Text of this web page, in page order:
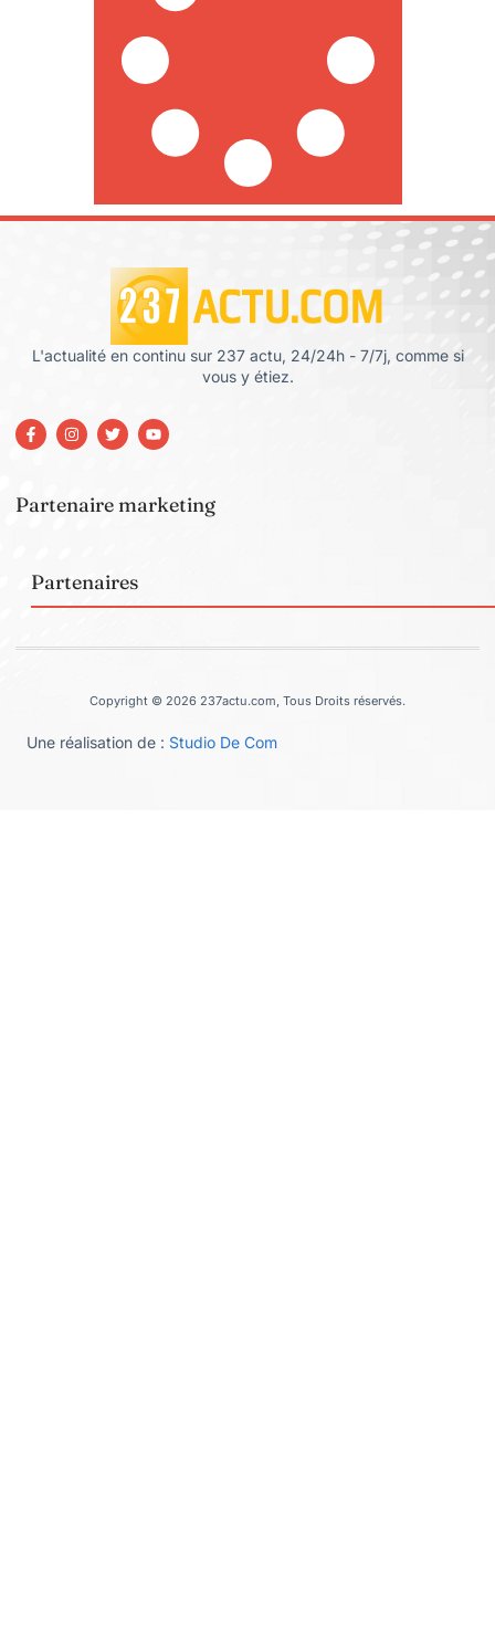
L'actualité en continu sur 237 actu, 24/24h - 7/7j, comme si
vous y étiez.
Partenaire marketing
Partenaires
Copyright © 2026 237actu.com, Tous Droits réservés.
Une réalisation de : Studio De Com